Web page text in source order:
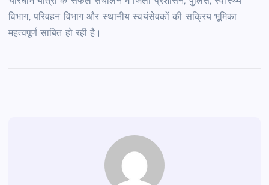
विभाग, परिवहन विभाग और स्थानीय स्वयंसेवकों की सक्रिय भूमिका
महत्वपूर्ण साबित हो रही है।